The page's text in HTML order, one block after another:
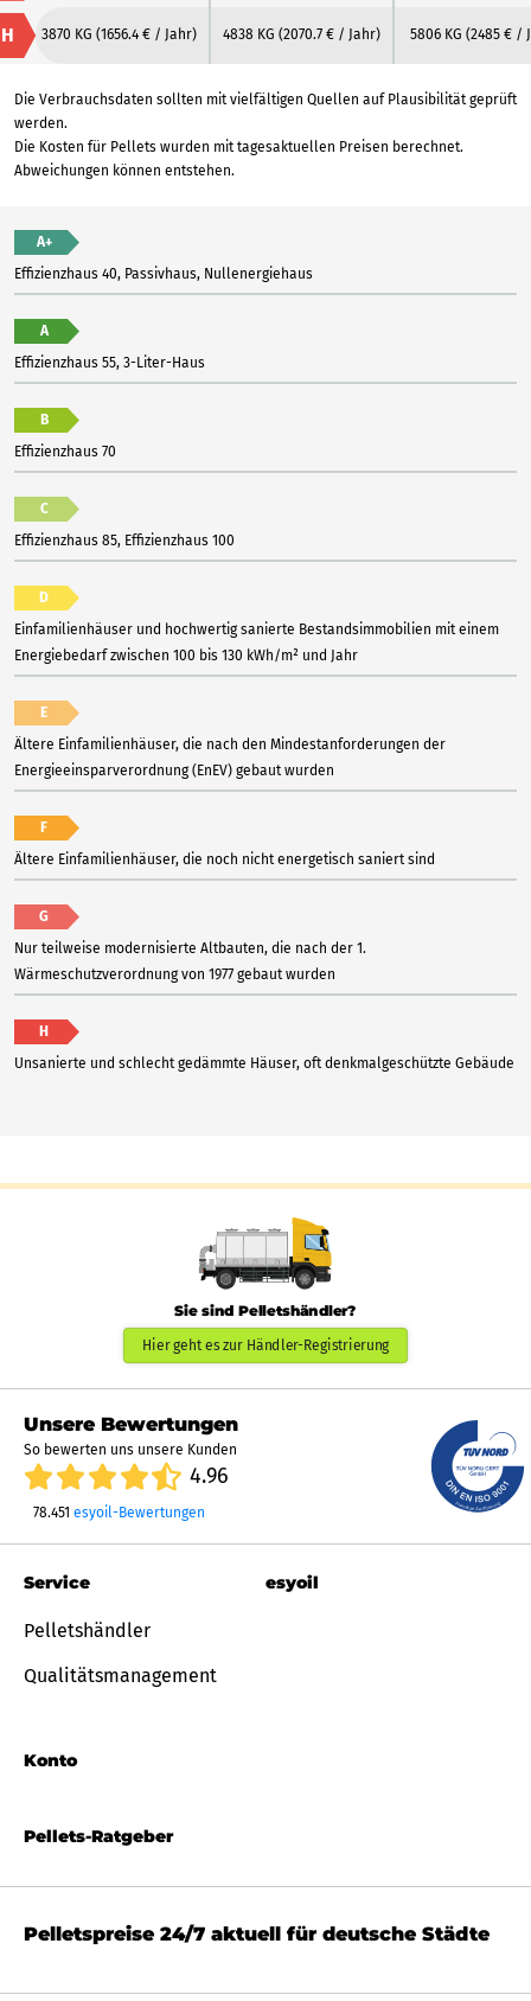
H 3870 KG (1656.4 € / Jahr) 4838 KG (2070.7 € / Jahr) 5806 KG (2485 € /
Die Verbrauchsdaten sollten mit vielfältigen Quellen auf Plausibilität geprüft
werden.
Die Kosten für Pellets wurden mit tagesaktuellen Preisen berechnet.
Abweichungen können entstehen.
A+
Effizienzhaus 40, Passivhaus, Nullenergiehaus
A
Effizienzhaus 55, 3-Liter-Haus
B
Effizienzhaus 70
C
Effizienzhaus 85, Effizienzhaus 100
D
Einfamilienhäuser und hochwertig sanierte Bestandsimmobilien mit einem
Energiebedarf zwischen 100 bis 130 kWh/m² und Jahr
E
Ältere Einfamilienhäuser, die nach den Mindestanforderungen der
Energieeinsparverordnung (EnEV) gebaut wurden
F
Ältere Einfamilienhäuser, die noch nicht energetisch saniert sind
G
Nur teilweise modernisierte Altbauten, die nach der 1.
Wärmeschutzverordnung von 1977 gebaut wurden
H
Unsanierte und schlecht gedämmte Häuser, oft denkmalgeschützte Gebäude
Sie sind Pelletshändler?
Hier geht es zur Händler-Registrierung
Unsere Bewertungen
So bewerten uns unsere Kunden
4.96
78.451 esyoil-Bewertungen
Pellets-Ratgeber
Service
Pelletshändler
Qualitätsmanagement
Konto
esyoil
Pelletspreise 24/7 aktuell für deutsche Städte